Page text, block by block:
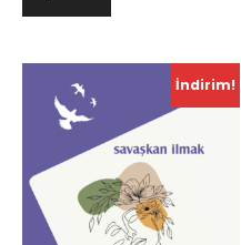
İndirim!